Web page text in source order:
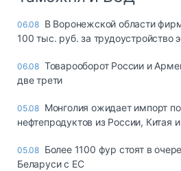
06.08 В Воронежской области
100 тыс. руб. за трудоустройство
06.08 Товарооборот России и
две трети
05.08 Монголия ожидает импорт
нефтепродуктов из России, Китая
05.08 Более 1100 фур стоят в
Беларуси с ЕС